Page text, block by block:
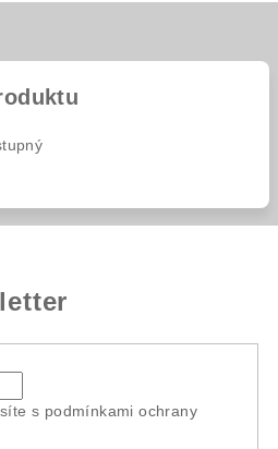
s podmínkami ochrany